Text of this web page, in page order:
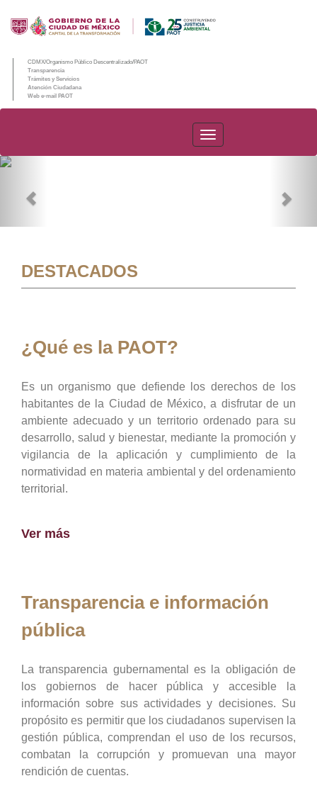
CDMX/Organismo Público Descentralizado/PAOT
Transparencia
Trámites y Servicios
Atención Ciudadana
Web e-mail PAOT
PAOT
DESTACADOS
¿Qué es la PAOT?
Es un organismo que defiende los derechos de los
habitantes de la Ciudad de México, a disfrutar de un
ambiente adecuado y un territorio ordenado para su
desarrollo, salud y bienestar, mediante la promoción y
vigilancia de la aplicación y cumplimiento de la
normatividad en materia ambiental y del ordenamiento
territorial.
Ver más
Transparencia e información
pública
La transparencia gubernamental es la obligación de
los gobiernos de hacer pública y accesible la
información sobre sus actividades y decisiones. Su
propósito es permitir que los ciudadanos supervisen la
gestión pública, comprendan el uso de los recursos,
combatan la corrupción y promuevan una mayor
rendición de cuentas.